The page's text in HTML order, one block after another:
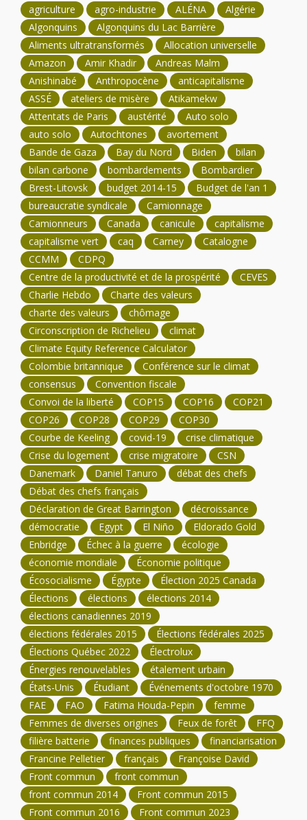
agriculture agro-industrie ALÉNA
Algérie
Algonquins
Algonquins du Lac Barrière
Aliments ultratransformés
Allocation universelle
Amazon
Amir Khadir
Andreas Malm
Anishinabé
Anthropocène
anticapitalisme
ASSÉ
ateliers de misère
Atikamekw
Attentats de Paris
austérité
Auto solo
auto solo
Autochtones
avortement
Bande de Gaza
Bay du Nord Biden
bilan
bilan carbone
bombardements
Bombardier
Brest-Litovsk
budget 2014-15
Budget de l'an 1
bureaucratie syndicale
Camionnage
Camionneurs
Canada canicule
capitalisme
capitalisme vert
caq Carney
Catalogne
CCMM
CDPQ
Centre de la productivité et de la prospérité
CEVES
Charlie Hebdo
Charte des valeurs
charte des valeurs
chômage
Circonscription de Richelieu
climat
Climate Equity Reference Calculator
Colombie britannique
Conférence sur le climat
consensus
Convention fiscale
Convoi de la liberté
COP15 COP16
COP21
COP26
COP28 COP29
COP30
Courbe de Keeling
covid-19
crise climatique
Crise du logement
crise migratoire
CSN
Danemark
Daniel Tanuro
débat des chefs
Débat des chefs français
Déclaration de Great Barrington
décroissance
démocratie
Egypt El Niño
Eldorado Gold
Enbridge
Échec à la guerre
écologie
économie mondiale
Économie politique
Écosocialisme
Égypte
Élection 2025 Canada
Élections
élections
élections 2014
élections canadiennes 2019
élections fédérales 2015
Élections fédérales 2025
Élections Québec 2022
Électrolux
Énergies renouvelables
étalement urbain
États-Unis
Étudiant
Événements d'octobre 1970
FAE
FAO Fatima Houda-Pepin
femme
Femmes de diverses origines
Feux de forêt
FFQ
filière batterie
finances publiques
financiarisation
Francine Pelletier
français
Françoise David
Front commun
front commun
front commun 2014
Front commun 2015
Front commun 2016
Front commun 2023